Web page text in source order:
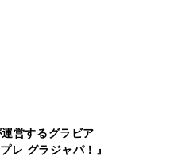
営するグラビア
レ グラジャパ！』